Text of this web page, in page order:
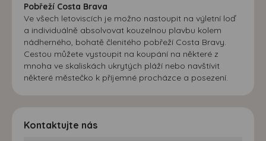
Pobřeží Costa Brava
Ve všech letoviscích je možno nastoupit na výletní loď
a individuálně absolvovat kouzelnou plavbu kolem
nádherného, bohatě členitého pobřeží Costa Bravy.
Cestou můžete vystoupit na koupání na některé z
mnoha ve skaliskách ukrytých pláží nebo navštívit
některé městečko k příjemné procházce a posezení.
Kontaktujte nás